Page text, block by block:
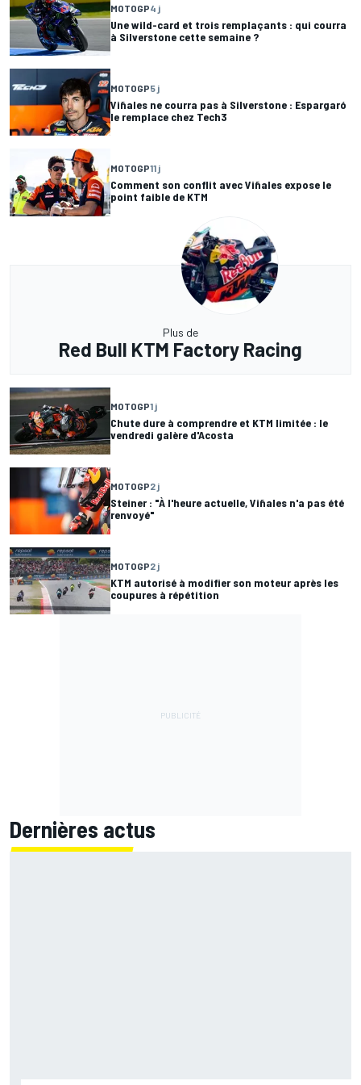
MOTOGP4 j
Une wild-card et trois remplaçants : qui courra
à Silverstone cette semaine ?
MOTOGP5 j
Viñales ne courra pas à Silverstone : Espargaró
le remplace chez Tech3
MOTOGP11 j
Comment son conflit avec Viñales expose le
point faible de KTM
Plus de
Red Bull KTM Factory Racing
MOTOGP1 j
Chute dure à comprendre et KTM limitée : le
vendredi galère d'Acosta
MOTOGP2 j
Steiner : "À l'heure actuelle, Viñales n'a pas été
renvoyé"
MOTOGP2 j
KTM autorisé à modifier son moteur après les
coupures à répétition
Dernières actus